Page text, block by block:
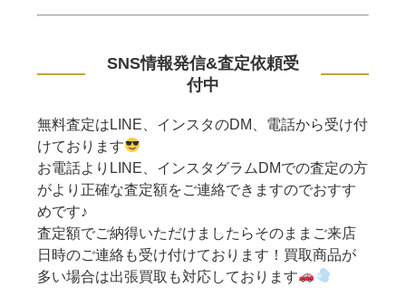
SNS情報発信&査定依頼受
付中
無料査定はLINE、インスタのDM、電話から受け付
けております
お電話よりLINE、インスタグラムDMでの査定の方
がより正確な査定額をご連絡できますのでおすす
めです♪
査定額でご納得いただけましたらそのままご来店
日時のご連絡も受け付けております！買取商品が
多い場合は出張買取も対応しております